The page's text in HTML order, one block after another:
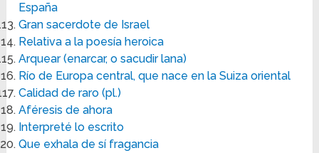
España
Gran sacerdote de Israel
Relativa a la poesía heroica
Arquear (enarcar, o sacudir lana)
Río de Europa central, que nace en la Suiza oriental
Calidad de raro (pl.)
Aféresis de ahora
Interpreté lo escrito
Que exhala de sí fragancia